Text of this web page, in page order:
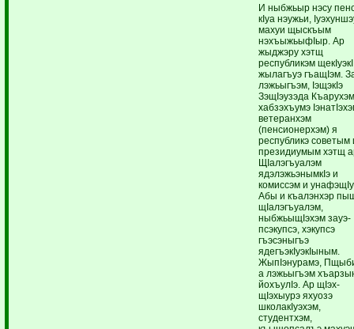
И ныбжьыр нэсу
кIуа нэужьи,
махуи щыскъым
нэхъыжьыфIыр. Ар
жыджэру хэтщ
республикэм щекIуэкI
жылагъуэ гъащIэм.
лэжьыгъэм, IэщэкIэ
ЗэщIэузэда
хабзэхъумэ
ветеранхэм
(пенсионерхэм) я
республикэ советым
президиумым хэтщ
ЩIалэгъуалэм
ядэлэжьэнымкIэ и
комиссэм и
Абы и къалэнхэр
щIалэгъуалэм,
ныбжьыщIэхэм зауэ-
псэкупсэ, хэкупсэ
гъэсэныгъэ
ядегъэкIуэкIыным.
ЖыпIэнурамэ,
а лэжьыгъэм
йохъулIэ. Ар щIэх-
щIэхыурэ яхуозэ
школакIуэхэм,
студентхэм,